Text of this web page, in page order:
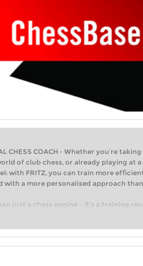
CHESS COACH - Whether you’re
of club chess, or already playing at a
with FRITZ, you can train more
with a more personalised approach
just a chess engine – it’s a training
taking your first steps into the world of
intelligently and with a more
before.